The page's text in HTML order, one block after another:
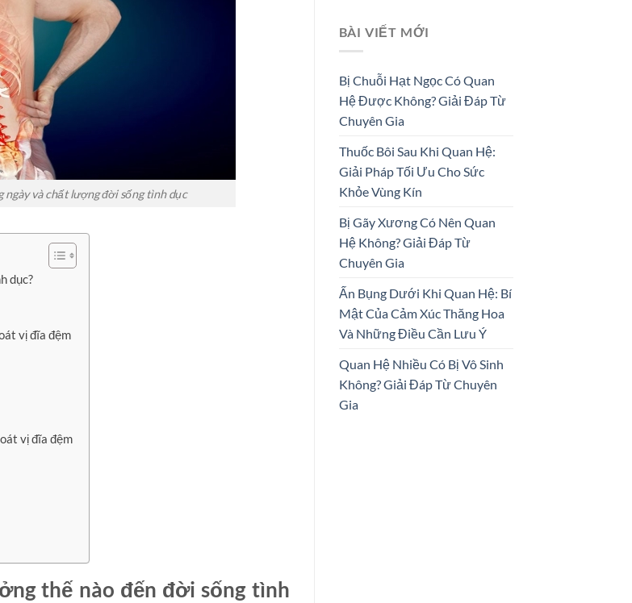
ngày và chất lượng đời sống tình dục
dục?
vị đĩa đệm
vị đĩa đệm
thế nào đến đời sống tình
BÀI VIẾT MỚI
Bị Chuỗi Hạt Ngọc Có Quan
Hệ Được Không? Giải Đáp Từ
Chuyên Gia
Thuốc Bôi Sau Khi Quan Hệ:
Giải Pháp Tối Ưu Cho Sức
Khỏe Vùng Kín
Bị Gãy Xương Có Nên Quan
Hệ Không? Giải Đáp Từ
Chuyên Gia
Ấn Bụng Dưới Khi Quan Hệ: Bí
Mật Của Cảm Xúc Thăng Hoa
Và Những Điều Cần Lưu Ý
Quan Hệ Nhiều Có Bị Vô Sinh
Không? Giải Đáp Từ Chuyên
Gia